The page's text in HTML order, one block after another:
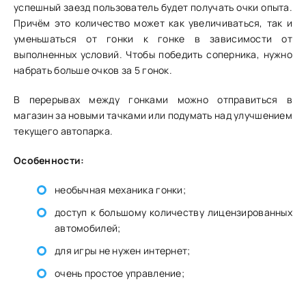
успешный заезд пользователь будет получать очки опыта.
Причём это количество может как увеличиваться, так и
уменьшаться от гонки к гонке в зависимости от
выполненных условий. Чтобы победить соперника, нужно
набрать больше очков за 5 гонок.
В перерывах между гонками можно отправиться в
магазин за новыми тачками или подумать над улучшением
текущего автопарка.
Особенности:
необычная механика гонки;
доступ к большому количеству лицензированных
автомобилей;
для игры не нужен интернет;
очень простое управление;